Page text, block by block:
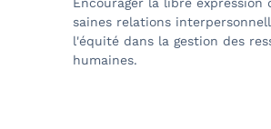
saines relations
l'équité dans la gestion des
humaines.